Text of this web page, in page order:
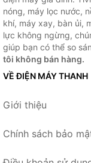
nóng, máy lọc nước,
khí, máy xay, bàn ủi,
lực không ngừng,
giúp bạn có thể so
tôi không bán hàng.
VỀ ĐIỆN MÁY THANH
Giới thiệu
Chính sách bảo